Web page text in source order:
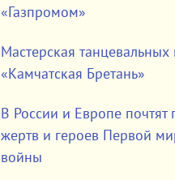
«Газпромом»
Мастерская танцевальных
«Камчатская Бретань»
В России и Европе почтят
жертв и героев Первой
войны